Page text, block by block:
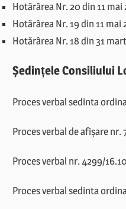
Hotărârea Nr. 20 din 11 mai
Hotărârea Nr. 19 din 11 mai
Hotărârea Nr. 18 din 31
Ședințele Consiliului
Proces verbal sedinta
Proces verbal de afișare nr.
Proces verbal nr. 4299/
Proces verbal sedinta